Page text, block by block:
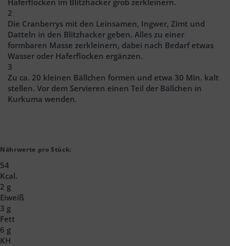
2
Die Cranberrys mit den Leinsamen, Ingwer, Zimt und
Datteln in den Blitzhacker geben. Alles zu einer
formbaren Masse zerkleinern, dabei nach Bedarf etwas
Wasser oder Haferflocken ergänzen.
3
Zu ca. 20 kleinen Bällchen formen und etwa 30 Min. kalt
stellen. Vor dem Servieren einen Teil der Bällchen in
Kurkuma wenden.
Nährwerte pro Stück:
54
Kcal.
2 g
Eiweiß
3 g
Fett
6 g
KH